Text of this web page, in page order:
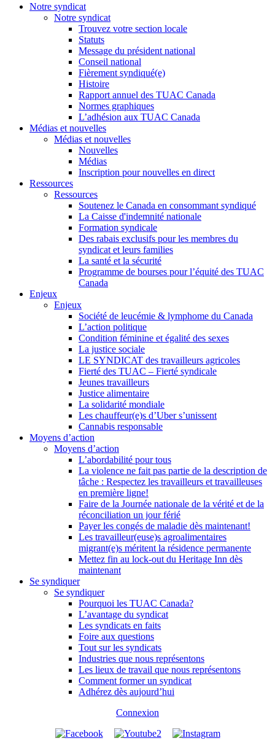
Notre syndicat
Notre syndicat
Trouvez votre section locale
Statuts
Message du président national
Conseil national
Fièrement syndiqué(e)
Histoire
Rapport annuel des TUAC Canada
Normes graphiques
L’adhésion aux TUAC Canada
Médias et nouvelles
Médias et nouvelles
Nouvelles
Médias
Inscription pour nouvelles en direct
Ressources
Ressources
Soutenez le Canada en consommant syndiqué
La Caisse d'indemnité nationale
Formation syndicale
Des rabais exclusifs pour les membres du
syndicat et leurs families
La santé et la sécurité
Programme de bourses pour l’équité des TUAC
Canada
Enjeux
Enjeux
Société de leucémie & lymphome du Canada
L’action politique
Condition féminine et égalité des sexes
La justice sociale
LE SYNDICAT des travailleurs agricoles
Fierté des TUAC – Fierté syndicale
Jeunes travailleurs
Justice alimentaire
La solidarité mondiale
Les chauffeur(e)s d’Uber s’unissent
Cannabis responsable
Moyens d’action
Moyens d’action
L’abordabilité pour tous
La violence ne fait pas partie de la description de
tâche : Respectez les travailleurs et travailleuses
en première ligne!
Faire de la Journée nationale de la vérité et de la
réconciliation un jour férié
Payer les congés de maladie dès maintenant!
Les travailleur(euse)s agroalimentaires
migrant(e)s méritent la résidence permanente
Mettez fin au lock-out du Heritage Inn dès
maintenant
Se syndiquer
Se syndiquer
Pourquoi les TUAC Canada?
L’avantage du syndicat
Les syndicats en faits
Foire aux questions
Tout sur les syndicats
Industries que nous représentons
Les lieux de travail que nous représentons
Comment former un syndicat
Adhérez dès aujourd’hui
Connexion